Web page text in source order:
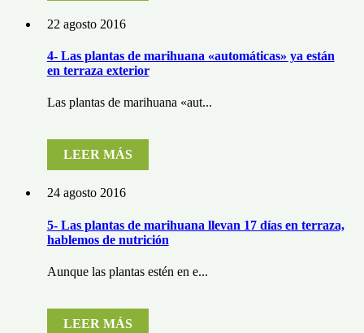
22 agosto 2016
4- Las plantas de marihuana «automáticas» ya están
en terraza exterior
Las plantas de marihuana «aut...
LEER MÁS
24 agosto 2016
5- Las plantas de marihuana llevan 17 días en terraza,
hablemos de nutrición
Aunque las plantas estén en e...
LEER MÁS